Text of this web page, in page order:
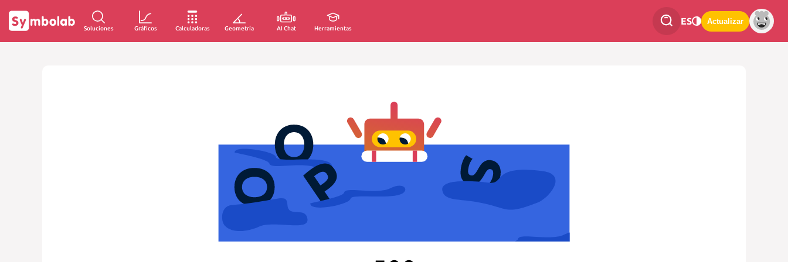
Soluciones Gráficos Calculadoras Geometría AI Chat Herramientas
ES Actualizar